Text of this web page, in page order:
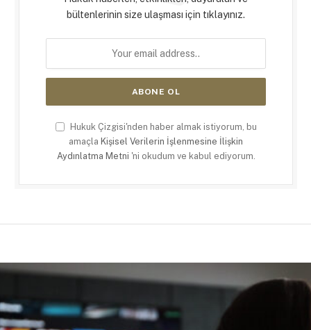
bültenlerinin size ulaşması için tıklayınız.
Hukuk Çizgisi'nden haber almak istiyorum, bu
amaçla Kişisel Verilerin İşlenmesine İlişkin
Aydınlatma Metni 'ni okudum ve kabul ediyorum.